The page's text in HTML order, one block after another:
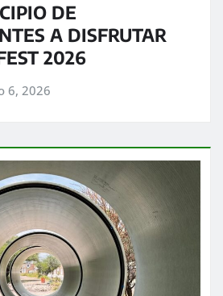
DE
A DISFRUTAR
2026
6, 2026